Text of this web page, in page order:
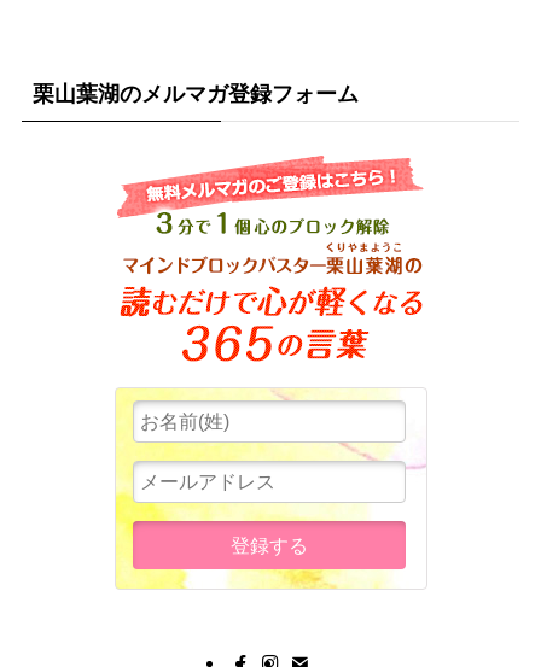
栗山葉湖のメルマガ登録フォーム